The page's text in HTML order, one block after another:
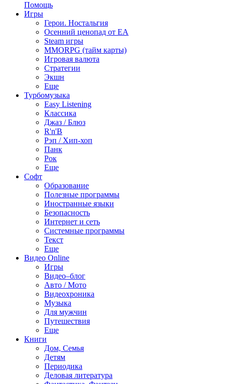
Помощь
Игры
Герои. Ностальгия
Осенний ценопад от EA
Steam игры
MMORPG (тайм карты)
Игровая валюта
Стратегии
Экшн
Еще
Турбомузыка
Easy Listening
Классика
Джаз / Блюз
R'n'B
Рэп / Хип-хоп
Панк
Рок
Еще
Софт
Образование
Полезные программы
Иностранные языки
Безопасность
Интернет и сеть
Системные программы
Текст
Еще
Видео Online
Игры
Видео–блог
Авто / Мото
Видеохроника
Музыка
Для мужчин
Путешествия
Еще
Книги
Дом, Семья
Детям
Периодика
Деловая литература